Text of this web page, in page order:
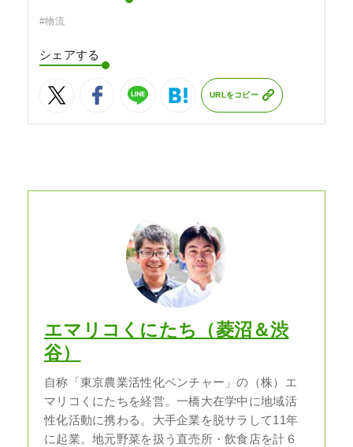
#物流
シェアする
URLをコピー
エマリコくにたち（菱沼＆渋
谷）
自称「東京農業活性化ベンチャー」の（株）エ
マリコくにたちを経営。一橋大在学中に地域活
性化活動に携わる。大手企業を脱サラして11年
に起業。地元野菜を扱う直売所・飲食店を計６